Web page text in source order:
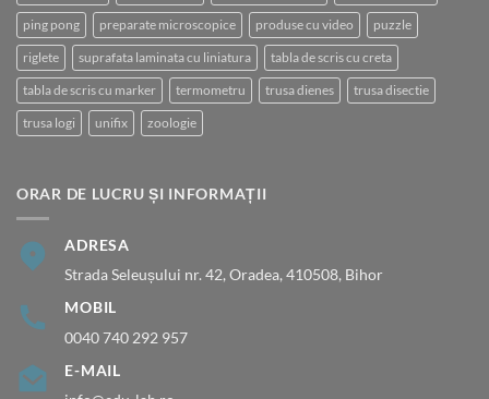
ping pong preparate microscopice produse cu video puzzle
riglete suprafata laminata cu liniatura tabla de scris cu creta
tabla de scris cu marker termometru trusa dienes trusa disectie
trusa logi unifix zoologie
ORAR DE LUCRU ȘI INFORMAȚII
ADRESA
Strada Seleușului nr. 42, Oradea, 410508, Bihor
MOBIL
0040 740 292 957
E-MAIL